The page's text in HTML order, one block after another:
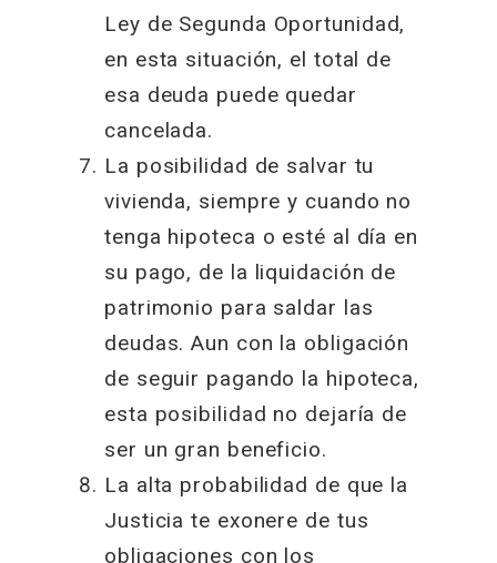
Ley de Segunda Oportunidad,
en esta situación, el total de
esa deuda puede quedar
cancelada.
La posibilidad de salvar tu
vivienda, siempre y cuando no
tenga hipoteca o esté al día en
su pago, de la liquidación de
patrimonio para saldar las
deudas. Aun con la obligación
de seguir pagando la hipoteca,
esta posibilidad no dejaría de
ser un gran beneficio.
La alta probabilidad de que la
Justicia te exonere de tus
obligaciones con los